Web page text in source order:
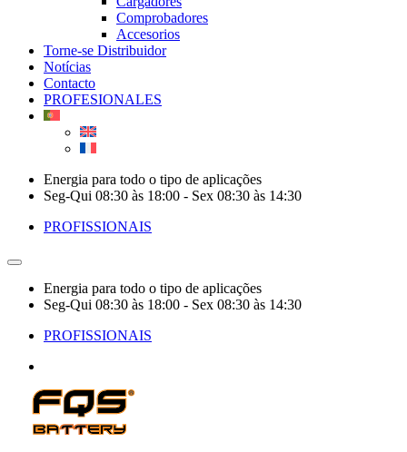
Comprobadores
Accesorios
Torne-se Distribuidor
Notícias
Contacto
PROFESIONALES
Energia para todo o tipo de aplicações
Seg-Qui 08:30 às 18:00 - Sex 08:30 às 14:30
PROFISSIONAIS
Energia para todo o tipo de aplicações
Seg-Qui 08:30 às 18:00 - Sex 08:30 às 14:30
PROFISSIONAIS